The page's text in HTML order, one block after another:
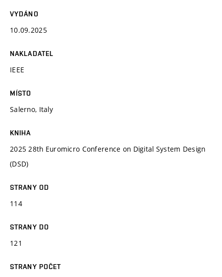
VYDÁNO
10.09.2025
NAKLADATEL
IEEE
MÍSTO
Salerno, Italy
KNIHA
2025 28th Euromicro Conference on Digital System Design
(DSD)
STRANY OD
114
STRANY DO
121
STRANY POČET